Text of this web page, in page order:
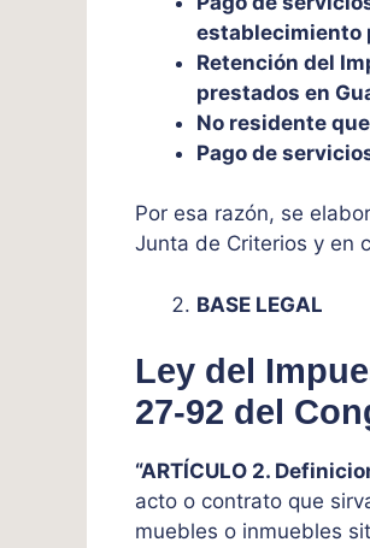
establecimiento
Retención del
prestados en
No residente
Pago de
Por esa razón, se
Junta de Criterios y en
BASE LEGAL
Ley del
27-92 del
“ARTÍCULO 2.
acto o contrato que
muebles o inmuebles